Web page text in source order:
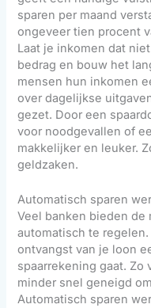
sparen per maand
ongeveer tien procent
Laat je inkomen dat
bedrag en bouw het
mensen hun inkomen
over dagelijkse
gezet. Door een
voor noodgevallen of
makkelijker en leuker.
geldzaken.
Automatisch sparen
Veel banken bieden
automatisch te
ontvangst van je loon
spaarrekening gaat.
minder snel geneigd
Automatisch sparen